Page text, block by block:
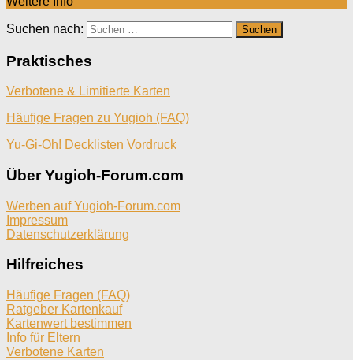
Suchen nach:
Praktisches
Verbotene & Limitierte Karten
Häufige Fragen zu Yugioh (FAQ)
Yu-Gi-Oh! Decklisten Vordruck
Über Yugioh-Forum.com
Werben auf Yugioh-Forum.com
Impressum
Datenschutzerklärung
Hilfreiches
Häufige Fragen (FAQ)
Ratgeber Kartenkauf
Kartenwert bestimmen
Info für Eltern
Verbotene Karten